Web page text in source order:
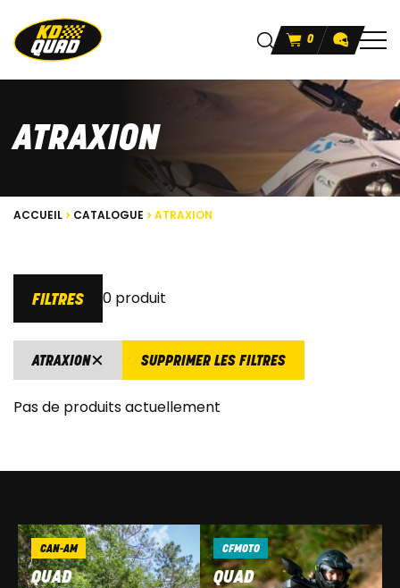
0
ATRAXION
ACCUEIL CATALOGUE ATRAXION
FILTRES 0 produit
ATRAXION SUPPRIMER LES FILTRES
Pas de produits actuellement
CAN-AM
QUAD
CFMOTO
QUAD